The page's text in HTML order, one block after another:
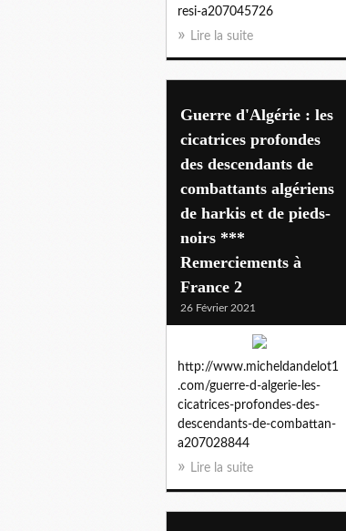
resi-a207045726
Lire la suite
Guerre d'Algérie : les
cicatrices profondes
des descendants de
combattants algériens
de harkis et de pieds-
noirs ***
Remerciements à
France 2
26 Février 2021
http://www.micheldandelot1
.com/guerre-d-algerie-les-
cicatrices-profondes-des-
descendants-de-combattan-
a207028844
Lire la suite